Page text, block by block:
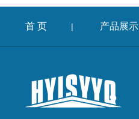
首 页 | 产品展示